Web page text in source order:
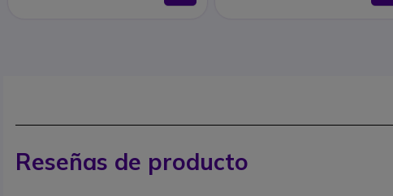
Reseñas de producto